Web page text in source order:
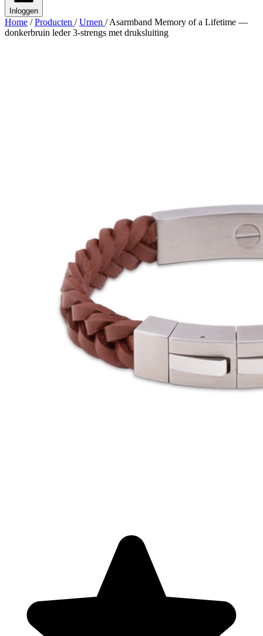
Inloggen
Home / Producten / Urnen / Asarmband Memory of a Lifetime —
donkerbruin leder 3-strengs met druksluiting